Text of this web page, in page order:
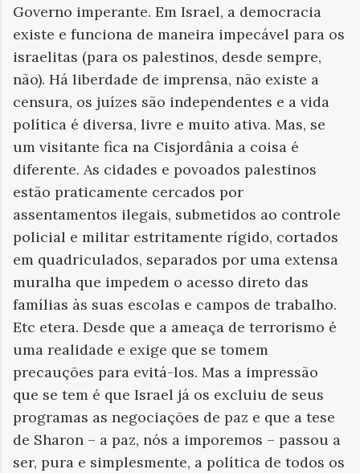
Governo imperante. Em Israel, a democracia
existe e funciona de maneira impecável para os
israelitas (para os palestinos, desde sempre,
não). Há liberdade de imprensa, não existe a
censura, os juízes são independentes e a vida
política é diversa, livre e muito ativa. Mas, se
um visitante fica na Cisjordânia a coisa é
diferente. As cidades e povoados palestinos
estão praticamente cercados por
assentamentos ilegais, submetidos ao controle
policial e militar estritamente rígido, cortados
em quadriculados, separados por uma extensa
muralha que impedem o acesso direto das
famílias às suas escolas e campos de trabalho.
Etc etera. Desde que a ameaça de terrorismo é
uma realidade e exige que se tomem
precauções para evitá-los. Mas a impressão
que se tem é que Israel já os excluiu de seus
programas as negociações de paz e que a tese
de Sharon – a paz, nós a imporemos – passou a
ser, pura e simplesmente, a política de todos os